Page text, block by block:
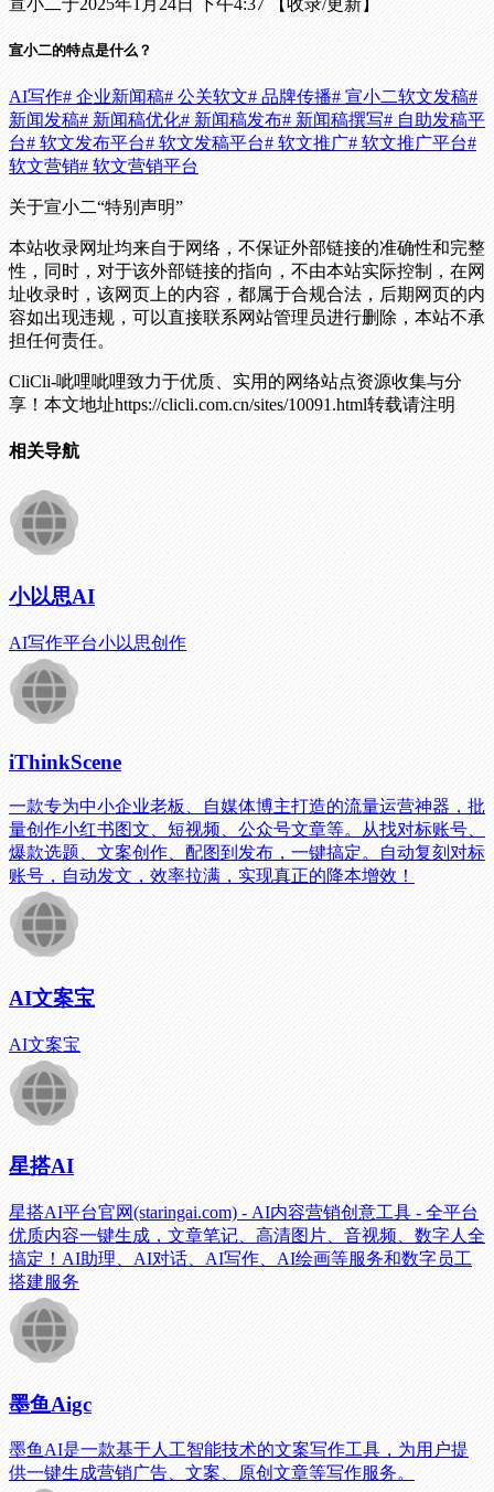
宣小二于2025年1月24日 下午4:37 【收录/更新】
宣小二的特点是什么？
AI写作# 企业新闻稿# 公关软文# 品牌传播# 宣小二软文发稿#
新闻发稿# 新闻稿优化# 新闻稿发布# 新闻稿撰写# 自助发稿平
台# 软文发布平台# 软文发稿平台# 软文推广# 软文推广平台#
软文营销# 软文营销平台
关于宣小二“特别声明”
本站收录网址均来自于网络，不保证外部链接的准确性和完整
性，同时，对于该外部链接的指向，不由本站实际控制，在网
址收录时，该网页上的内容，都属于合规合法，后期网页的内
容如出现违规，可以直接联系网站管理员进行删除，本站不承
担任何责任。
CliCli-呲哩呲哩致力于优质、实用的网络站点资源收集与分
享！ 本文地址https://clicli.com.cn/sites/10091.html转载请注明
相关导航
小以思AI
AI写作平台小以思创作
iThinkScene
一款专为中小企业老板、自媒体博主打造的流量运营神器，批
量创作小红书图文、短视频、公众号文章等。从找对标账号、
爆款选题、文案创作、配图到发布，一键搞定。自动复刻对标
账号，自动发文，效率拉满，实现真正的降本增效！
AI文案宝
AI文案宝
星搭AI
星搭AI平台官网(staringai.com) - AI内容营销创意工具 - 全平台
优质内容一键生成，文章笔记、高清图片、音视频、数字人全
搞定！AI助理、AI对话、AI写作、AI绘画等服务和数字员工
搭建服务
墨鱼Aigc
墨鱼AI是一款基于人工智能技术的文案写作工具，为用户提
供一键生成营销广告、文案、原创文章等写作服务。